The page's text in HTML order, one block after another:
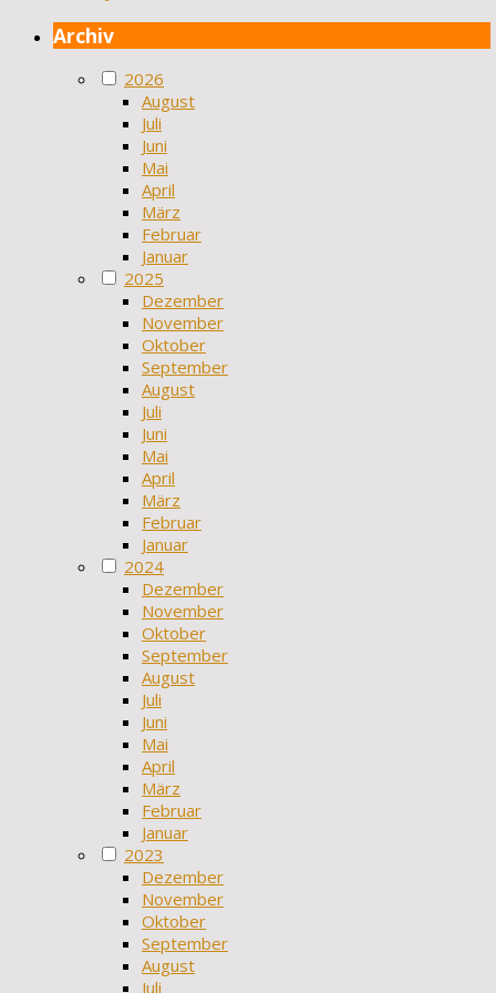
Archiv
2026
August
Juli
Juni
Mai
April
März
Februar
Januar
2025
Dezember
November
Oktober
September
August
Juli
Juni
Mai
April
März
Februar
Januar
2024
Dezember
November
Oktober
September
August
Juli
Juni
Mai
April
März
Februar
Januar
2023
Dezember
November
Oktober
September
August
Juli